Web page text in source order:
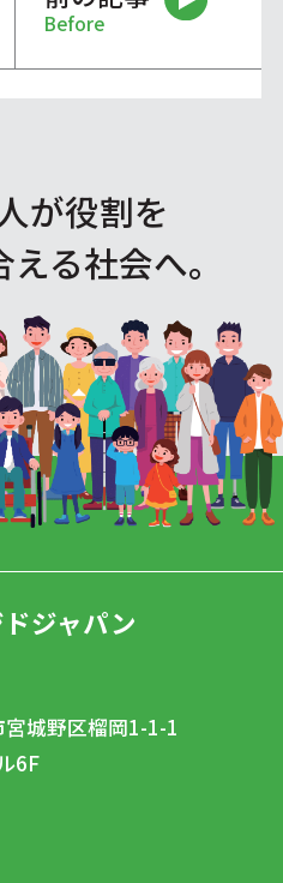
Before
が役割を
る社会へ。
ジャパン
城野区榴岡1-1-1
6F